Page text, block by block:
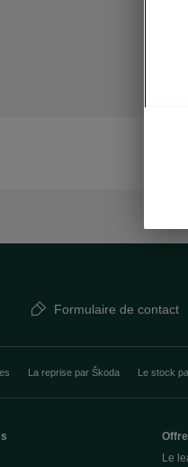
Formulaire de contact
La reprise par Škoda Le stock
Le